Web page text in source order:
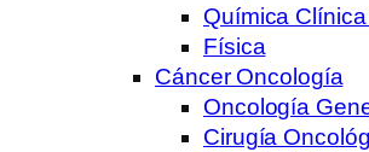
Química
Física
Cáncer Oncología
Oncología
Cirugía